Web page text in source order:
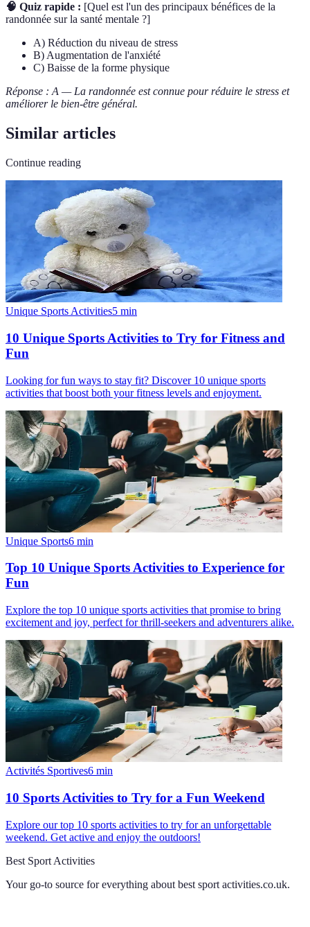
🧠 Quiz rapide : [Quel est l'un des principaux bénéfices de la
randonnée sur la santé mentale ?]
A) Réduction du niveau de stress
B) Augmentation de l'anxiété
C) Baisse de la forme physique
Réponse : A — La randonnée est connue pour réduire le stress et
améliorer le bien-être général.
Similar articles
Continue reading
Unique Sports Activities5 min
10 Unique Sports Activities to Try for Fitness and
Fun
Looking for fun ways to stay fit? Discover 10 unique sports
activities that boost both your fitness levels and enjoyment.
Unique Sports6 min
Top 10 Unique Sports Activities to Experience for
Fun
Explore the top 10 unique sports activities that promise to bring
excitement and joy, perfect for thrill-seekers and adventurers alike.
Activités Sportives6 min
10 Sports Activities to Try for a Fun Weekend
Explore our top 10 sports activities to try for an unforgettable
weekend. Get active and enjoy the outdoors!
Best Sport Activities
Your go-to source for everything about best sport activities.co.uk.